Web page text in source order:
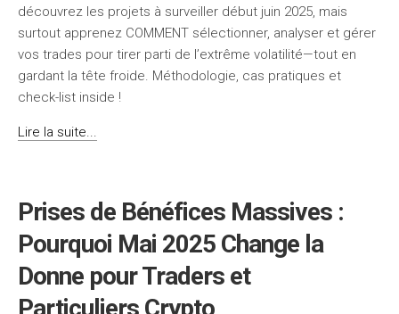
découvrez les projets à surveiller début juin 2025, mais
surtout apprenez COMMENT sélectionner, analyser et gérer
vos trades pour tirer parti de l’extrême volatilité—tout en
gardant la tête froide. Méthodologie, cas pratiques et
check-list inside !
Lire la suite...
Prises de Bénéfices Massives :
Pourquoi Mai 2025 Change la
Donne pour Traders et